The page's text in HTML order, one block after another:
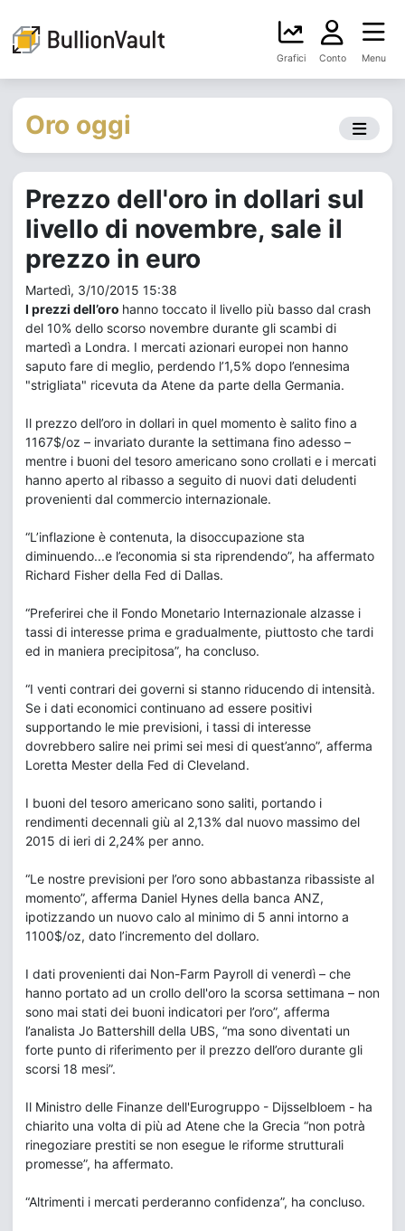
Grafici Conto Menu
Oro oggi
Prezzo dell'oro in dollari sul
livello di novembre, sale il
prezzo in euro
Martedì, 3/10/2015 15:38
I prezzi dell’oro hanno toccato il livello più basso dal crash
del 10% dello scorso novembre durante gli scambi di
martedì a Londra. I mercati azionari europei non hanno
saputo fare di meglio, perdendo l’1,5% dopo l’ennesima
"strigliata" ricevuta da Atene da parte della Germania.
Il prezzo dell’oro in dollari in quel momento è salito fino a
1167$/oz – invariato durante la settimana fino adesso –
mentre i buoni del tesoro americano sono crollati e i mercati
hanno aperto al ribasso a seguito di nuovi dati deludenti
provenienti dal commercio internazionale.
“L’inflazione è contenuta, la disoccupazione sta
diminuendo...e l’economia si sta riprendendo”, ha affermato
Richard Fisher della Fed di Dallas.
“Preferirei che il Fondo Monetario Internazionale alzasse i
tassi di interesse prima e gradualmente, piuttosto che tardi
ed in maniera precipitosa”, ha concluso.
“I venti contrari dei governi si stanno riducendo di intensità.
Se i dati economici continuano ad essere positivi
supportando le mie previsioni, i tassi di interesse
dovrebbero salire nei primi sei mesi di quest’anno”, afferma
Loretta Mester della Fed di Cleveland.
I buoni del tesoro americano sono saliti, portando i
rendimenti decennali giù al 2,13% dal nuovo massimo del
2015 di ieri di 2,24% per anno.
“Le nostre previsioni per l’oro sono abbastanza ribassiste al
momento”, afferma Daniel Hynes della banca ANZ,
ipotizzando un nuovo calo al minimo di 5 anni intorno a
1100$/oz, dato l’incremento del dollaro.
I dati provenienti dai Non-Farm Payroll di venerdì – che
hanno portato ad un crollo dell'oro la scorsa settimana – non
sono mai stati dei buoni indicatori per l’oro”, afferma
l’analista Jo Battershill della UBS, “ma sono diventati un
forte punto di riferimento per il prezzo dell’oro durante gli
scorsi 18 mesi”.
Il Ministro delle Finanze dell'Eurogruppo - Dijsselbloem - ha
chiarito una volta di più ad Atene che la Grecia “non potrà
rinegoziare prestiti se non esegue le riforme strutturali
promesse”, ha affermato.
“Altrimenti i mercati perderanno confidenza”, ha concluso.